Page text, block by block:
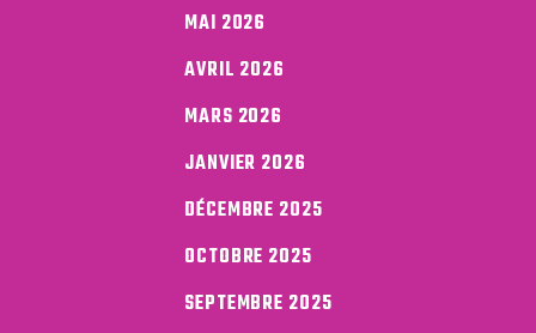
MAI 2026
AVRIL 2026
MARS 2026
JANVIER 2026
DÉCEMBRE 2025
OCTOBRE 2025
SEPTEMBRE 2025